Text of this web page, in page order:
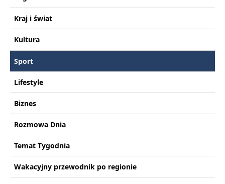
Kraj i świat
Kultura
Sport
Lifestyle
Biznes
Rozmowa Dnia
Temat Tygodnia
Wakacyjny przewodnik po regionie